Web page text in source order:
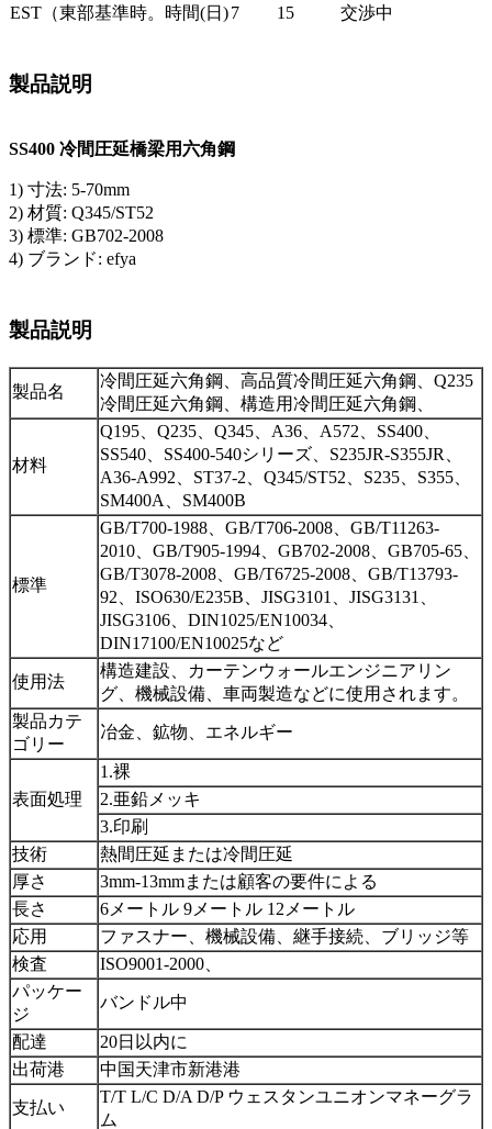
EST（東部基準時。時間(日)7 15 交渉中
製品説明
SS400 冷間圧延橋梁用六角鋼
1) 寸法: 5-70mm
2) 材質: Q345/ST52
3) 標準: GB702-2008
4) ブランド: efya
製品説明
製品名
冷間圧延六角鋼、高品質冷間圧延六角鋼、Q235
冷間圧延六角鋼、構造用冷間圧延六角鋼、
材料
Q195、Q235、Q345、A36、A572、SS400、
SS540、SS400-540シリーズ、S235JR-S355JR、
A36-A992、ST37-2、Q345/ST52、S235、S355、
SM400A、SM400B
標準
GB/T700-1988、GB/T706-2008、GB/T11263-
2010、GB/T905-1994、GB702-2008、 GB705-65、
GB/T3078-2008、GB/T6725-2008、GB/T13793-
92、ISO630/E235B、 JISG3101、JISG3131、
JISG3106、DIN1025/EN10034、
DIN17100/EN10025など
使用法
構造建設、カーテンウォールエンジニアリン
グ、機械設備、車両製造などに使用されます。
製品カテ
ゴリー
冶金、鉱物、エネルギー
表面処理
1.裸
2.亜鉛メッキ
3.印刷
技術
熱間圧延または冷間圧延
厚さ
3mm-13mmまたは顧客の要件による
長さ
6メートル 9メートル 12メートル
応用
ファスナー、機械設備、継手接続、ブリッジ等
検査
ISO9001-2000、
パッケー
ジ
バンドル中
配達
20日以内に
出荷港
中国天津市新港港
支払い
T/T L/C D/A D/P ウェスタンユニオンマネーグラ
ム